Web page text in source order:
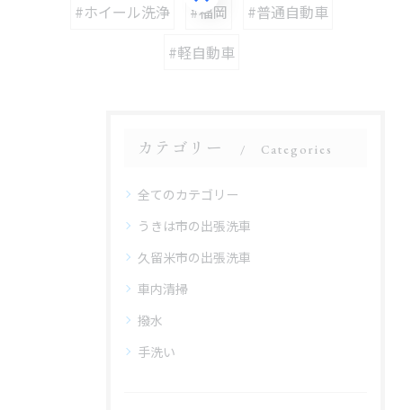
#ホイール洗浄
#福岡
#普通自動車
#軽自動車
カテゴリー Categories
全てのカテゴリー
うきは市の出張洗車
久留米市の出張洗車
車内清掃
撥水
手洗い